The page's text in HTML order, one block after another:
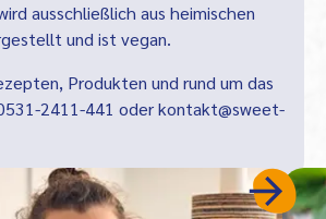
ausschließlich aus heimischen
und ist vegan.
Produkten und rund um das
2411-441 oderkontakt@sweet-